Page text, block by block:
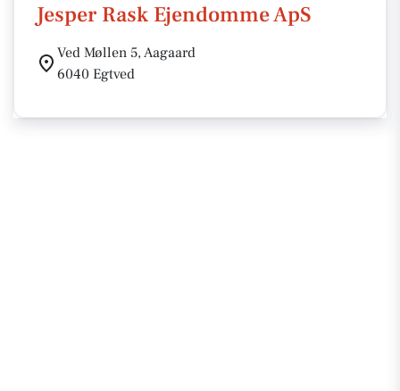
Jesper Rask Ejendomme ApS
Ved Møllen 5, Aagaard
6040 Egtved